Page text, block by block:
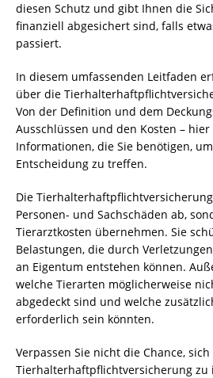
diesen Schutz und gibt Ihnen die
finanziell abgesichert sind, falls
passiert.
In diesem umfassenden Leitfaden
über die
Von der Definition und dem
Ausschlüssen und den Kosten –
Informationen, die Sie benötigen,
Entscheidung zu treffen.
Die
Personen- und Sachschäden ab,
Tierarztkosten übernehmen. Sie
Belastungen, die durch
an Eigentum entstehen können.
welche Tierarten möglicherweise
abgedeckt sind und welche
erforderlich sein könnten.
Verpassen Sie nicht die Chance,
Tierhalterhaftpflichtversicherung